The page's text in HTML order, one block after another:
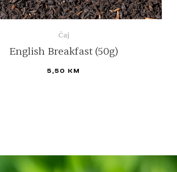
Čaj
English Breakfast (50g)
5,50 KM